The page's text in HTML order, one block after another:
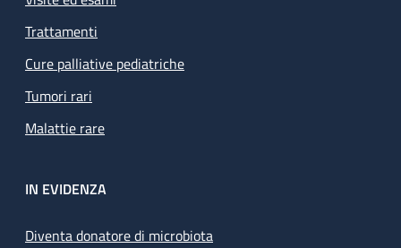
Trattamenti
Cure palliative pediatriche
Tumori rari
Malattie rare
IN EVIDENZA
Diventa donatore di microbiota